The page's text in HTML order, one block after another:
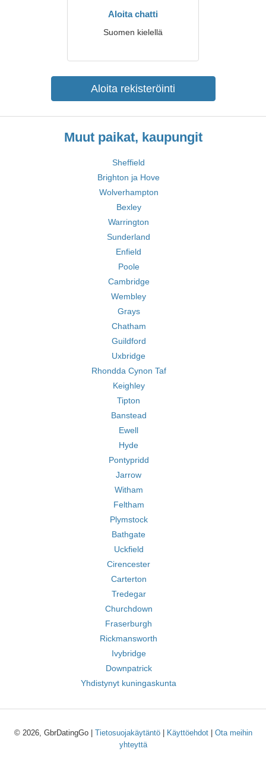
Aloita chatti
Suomen kielellä
Aloita rekisteröinti
Muut paikat, kaupungit
Sheffield
Brighton ja Hove
Wolverhampton
Bexley
Warrington
Sunderland
Enfield
Poole
Cambridge
Wembley
Grays
Chatham
Guildford
Uxbridge
Rhondda Cynon Taf
Keighley
Tipton
Banstead
Ewell
Hyde
Pontypridd
Jarrow
Witham
Feltham
Plymstock
Bathgate
Uckfield
Cirencester
Carterton
Tredegar
Churchdown
Fraserburgh
Rickmansworth
Ivybridge
Downpatrick
Yhdistynyt kuningaskunta
© 2026, GbrDatingGo | Tietosuojakäytäntö| Käyttöehdot| Ota meihin
yhteyttä